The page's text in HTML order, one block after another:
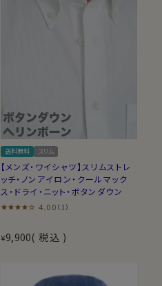
送料無料 スリム
【メンズ・ワイシャツ】スリムストレ
ッチ・ノンアイロン・クールマック
ス・ドライ・ニット・ボタンダウン
4.00 （1）
¥9,900 税込